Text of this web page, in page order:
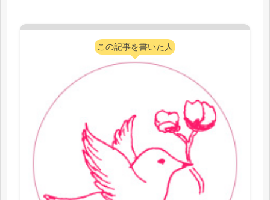
この記事を書いた人